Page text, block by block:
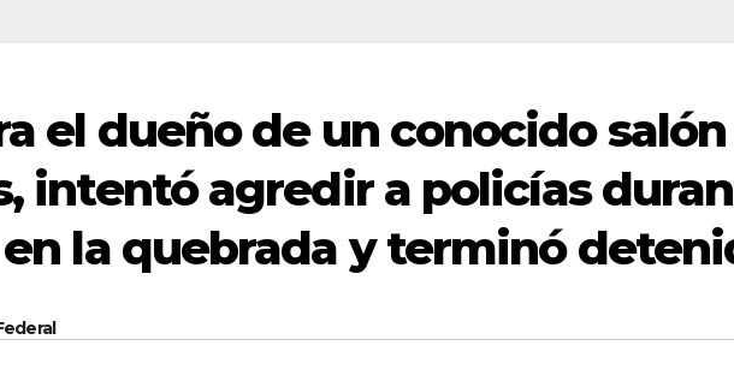
el dueño de un conocido salón
intentó agredir a policías
la quebrada y terminó